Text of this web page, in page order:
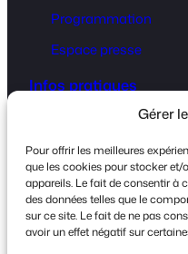
Gérer
Pour offrir les meilleures
que les cookies pour stocker
appareils. Le fait de consentir à
des données telles que le
sur ce site. Le fait de ne pas
avoir un effet négatif sur
Programmation
Espace presse
Infos pratiques
Infos pratiques
Contact